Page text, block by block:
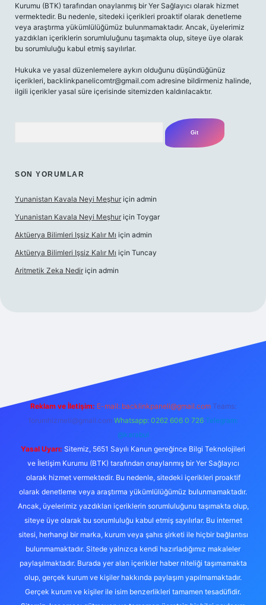
Kurumu (BTK) tarafından onaylanmış bir Yer Sağlayıcı olarak hizmet
vermektedir. Bu nedenle, sitedeki içerikleri proaktif olarak denetleme
veya araştırma yükümlülüğümüz bulunmamaktadır. Ancak, üyelerimiz
yazdıkları içeriklerin sorumluluğunu taşımakta olup, siteye üye olarak
bu sorumluluğu kabul etmiş sayılırlar.
Hukuka ve yasal düzenlemelere aykırı olduğunu düşündüğünüz
içerikleri, backlinkpanelicomtr@gmail.com adresine bildirmeniz halinde,
ilgili içerikler yasal süre içerisinde sitemizden kaldırılacaktır.
SON YORUMLAR
Yunanistan Kavala Neyi Meşhur için admin
Yunanistan Kavala Neyi Meşhur için Toygar
Aktüerya Bilimleri Işsiz Kalır Mı için admin
Aktüerya Bilimleri Işsiz Kalır Mı için Tuncay
Aritmetik Zeka Nedir için admin
Reklam ve İletişim: E-mail: backlinkpaneli@gmail.com Teams:
forumhizmeti@gmail.com Whatsapp: 0262 606 0 726 Telegram:
@karabul
Yasal Uyarı: Sitemiz, 5651 Sayılı Kanun gereğince Bilgi Teknolojileri
ve İletişim Kurumu (BTK) tarafından onaylanmış bir Yer Sağlayıcı
olarak hizmet vermektedir. Bu nedenle, sitedeki içerikleri proaktif
olarak denetleme veya araştırma yükümlülüğümüz bulunmamaktadır.
Ancak, üyelerimiz yazdıkları içeriklerin sorumluluğunu taşımakta olup,
siteye üye olarak bu sorumluluğu kabul etmiş sayılırlar. Bu internet
sitesi, herhangi bir marka, kurum veya şahıs şirketi ile hiçbir bağlantısı
bulunmamaktadır. Sitede yalnızca kendi hazırladığımız makaleler
paylaşılmaktadır. Burada yer alan içerikler haber niteliği taşımamakta
olup, gerçek kurum ve kişiler hakkında paylaşım yapılmamaktadır.
Gerçek kurum ve kişiler ile isim benzerlikleri tamamen tesadüfidir.